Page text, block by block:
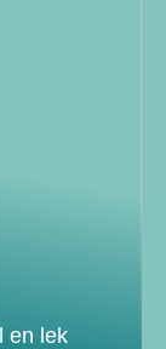
en lek